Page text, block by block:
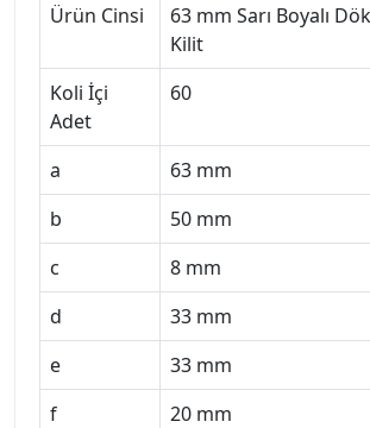
Ürün Cinsi
63 mm Sarı Boyalı
Kilit
Koli İçi
Adet
60
a
63 mm
b
50 mm
c
8 mm
d
33 mm
e
33 mm
f
20 mm